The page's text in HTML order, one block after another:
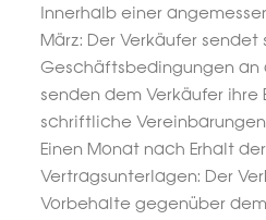
Innerhalb einer
März: Der Verkäufer
Geschäftsbedingungen an
senden dem Verkäufer ihre
schriftliche Vereinbarungen
Einen Monat nach Erhalt
Vertragsunterlagen: Der
Vorbehalte gegenüber